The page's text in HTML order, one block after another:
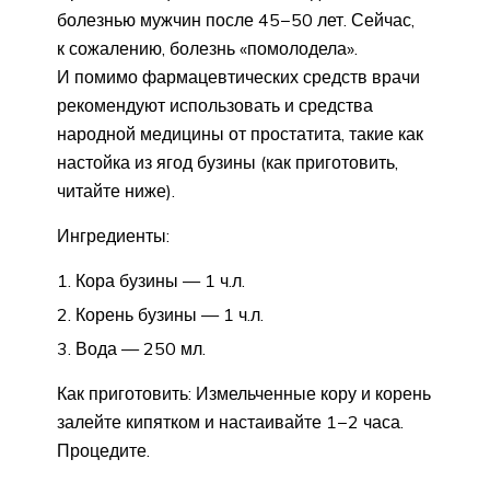
болезнью мужчин после 45−50 лет. Сейчас,
к сожалению, болезнь «помолодела».
И помимо фармацевтических средств врачи
рекомендуют использовать и средства
народной медицины от простатита, такие как
настойка из ягод бузины (как приготовить,
читайте ниже).
Ингредиенты:
Кора бузины — 1 ч.л.
Корень бузины — 1 ч.л.
Вода — 250 мл.
Как приготовить: Измельченные кору и корень
залейте кипятком и настаивайте 1−2 часа.
Процедите.